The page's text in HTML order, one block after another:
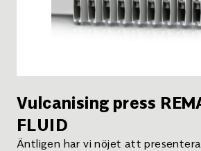
Vulcanising press
FLUID
Äntligen har vi nöjet att presentera